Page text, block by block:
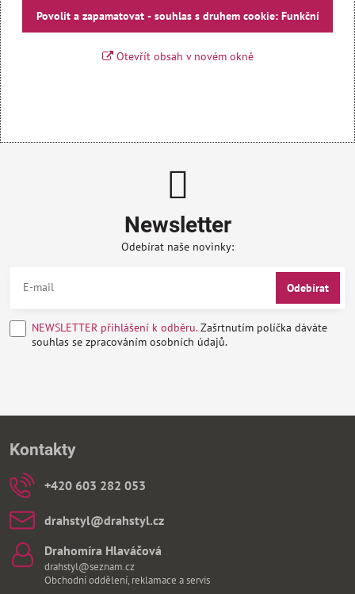
Povolit a zapamatovat - souhlas s druhem cookie: Funkční
Otevřít obsah v novém okně
Newsletter
Odebírat naše novinky:
Odebírat
NEWSLETTER přihlášení k odběru.Zašrtnutím políčka dáváte
souhlas se zpracováním osobních údajů.
Kontakty
+420 603 282 053
drahstyl​@drahstyl​.cz
Drahomíra Hlaváčová
drahstyl@seznam.cz
Obchodní oddělení, reklamace a servis